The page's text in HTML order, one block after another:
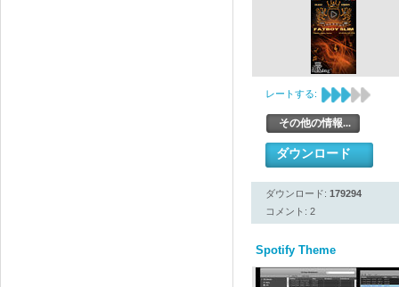
レートする:
その他の情報...
ダウンロード
ダウンロード: 179294
コメント: 2
Spotify Theme